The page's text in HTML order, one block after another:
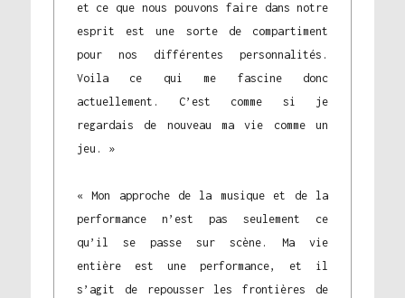
et ce que nous pouvons faire dans notre
esprit est une sorte de compartiment
pour nos différentes personnalités.
Voila ce qui me fascine donc
actuellement. C’est comme si je
regardais de nouveau ma vie comme un
jeu. »
« Mon approche de la musique et de la
performance n’est pas seulement ce
qu’il se passe sur scène. Ma vie
entière est une performance, et il
s’agit de repousser les frontières de